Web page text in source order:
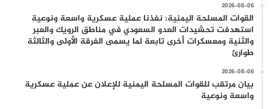
2026-08-06
القوات المسلحة اليمنية: نفذنا عملية عسكرية واسعة ونوعية
استهدفت تحشيدات العدو السعودي في مناطق الرويك والعبر
والثنية ومعسكرات أخرى تابعة لما يسمى الفرقة الأولى والثالثة
طوارئ
2026-08-06
بيان مرتقب للقوات المسلحة اليمنية للإعلان عن عملية عسكرية
واسعة ونوعية